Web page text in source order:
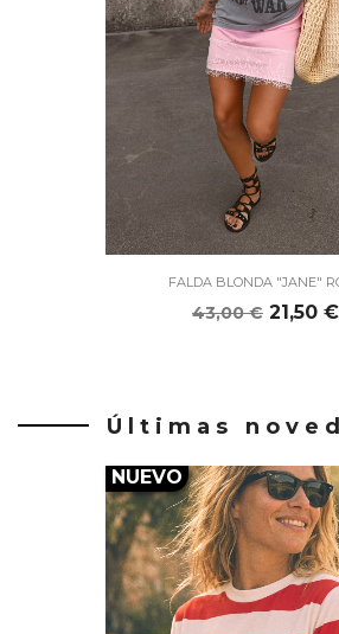
FALDA BLONDA "JANE"
Precio
43,00 € Precio
21,50 €
Últimas
NUEVO